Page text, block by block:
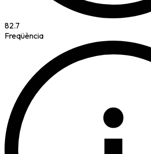
82.7
Freqüència